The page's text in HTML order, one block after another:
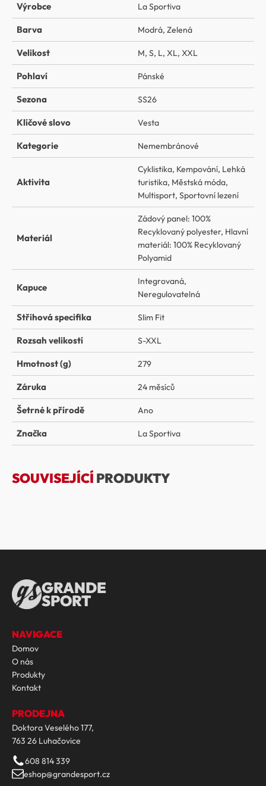
Výrobce La Sportiva
Barva Modrá, Zelená
Velikost M, S, L, XL, XXL
Pohlaví Pánské
Sezona SS26
Klíčové slovo Vesta
Kategorie Nemembránové
Aktivita
Cyklistika, Kempování, Lehká
turistika, Městská móda,
Multisport, Sportovní lezení
Materiál
Zádový panel: 100%
Recyklovaný polyester, Hlavní
materiál: 100% Recyklovaný
Polyamid
Kapuce
Integrovaná,
Neregulovatelná
Střihová specifika Slim Fit
Rozsah velikostí S-XXL
Hmotnost (g) 279
Záruka 24 měsíců
Šetrné k přírodě Ano
Značka La Sportiva
SOUVISEJÍCÍ PRODUKTY
GRANDE
SPORT
NAVIGACE
Domov
O nás
Produkty
Kontakt
PRODEJNA
Doktora Veselého 177,
763 26 Luhačovice
608 814 339
eshop@grandesport.cz